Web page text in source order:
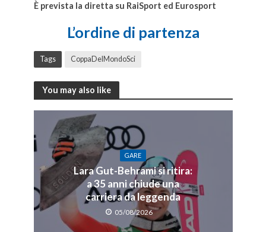
È prevista la diretta su RaiSport ed Eurosport
L’ordine di partenza
Tags CoppaDelMondoSci
You may also like
GARE
Lara Gut-Behrami si ritira:
a 35 anni chiude una
carriera da leggenda
05/08/2026